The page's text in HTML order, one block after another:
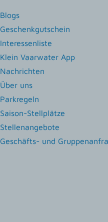
Blogs
Geschenkgutschein
Interessenliste
Klein Vaarwater App
Nachrichten
Über uns
Parkregeln
Saison-Stellplätze
Stellenangebote
Geschäfts- und